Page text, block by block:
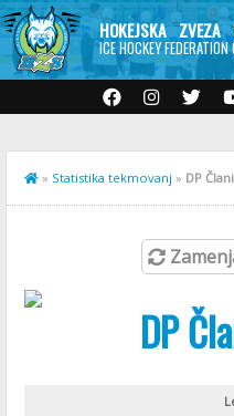
HOKEJSKA ZVEZA
ICE HOCKEY
» Statistika tekmovanj » DP
DP